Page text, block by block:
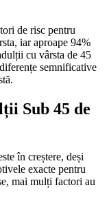
de risc pentru
iar aproape 94%
cu vârsta de 45
semnificative
Sub 45 de
în creștere, deși
exacte pentru
mai mulți factori au